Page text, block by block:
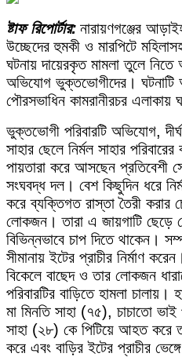
ষ্টাফ রিপোর্টার: নারায়ণগঞ্জের
উচ্ছেদের হুমকী ও মারপিটে
ঘটনায় দায়েরকৃত মামলা তুলে
অভিযোগ ভুক্তভোগীদের। ঘটনাটি
পৌরসভাধিন কামরানীরচর এলাকায়
ভুক্তভোগী পরিবারটি অভিযোগ,
সাহার ছেলে নির্মল সাহার
পায়তারা করে আসছেন প্রতিবেশী
সংঘবদ্ধ দল। বেশ কিছুদিন ধরে
করে ব্যক্তিগত রাস্তা তৈরী করার
লোকজন। তারা এ জায়গাটি ছেড়ে
বিভিন্নভাবে চাপ দিতে থাকেন।
সীমানায় ইটের প্রাচীর নির্মাণ
বিকেলে বাছেদ ও তার লোকজন
পরিবারটির বাড়িতে হামলা চালায়।
মা মিনতি সাহা (৭৫), চাচাতো ভাই
সাহা (২৮) কে পিটিয়ে আহত করে
করে এবং বাড়ির ইটের প্রাচীর